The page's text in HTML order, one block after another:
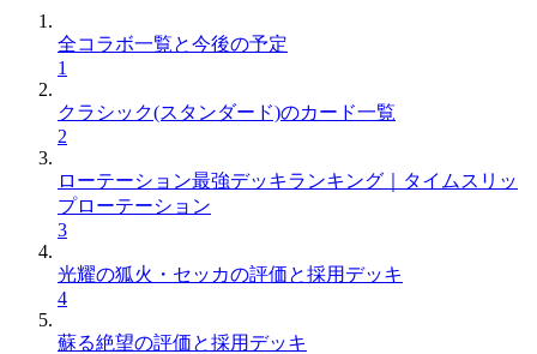
全コラボ一覧と今後の予定
1
クラシック(スタンダード)のカード一覧
2
ローテーション最強デッキランキング｜タイムスリッ
プローテーション
3
光耀の狐火・セッカの評価と採用デッキ
4
蘇る絶望の評価と採用デッキ